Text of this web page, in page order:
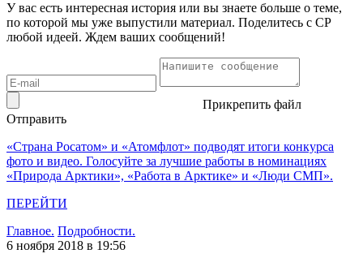
У вас есть интересная история или вы знаете больше о теме,
по которой мы уже выпустили материал. Поделитесь с СР
любой идеей. Ждем ваших сообщений!
Прикрепить файл
Отправить
«Страна Росатом» и «Атомфлот» подводят итоги конкурса
фото и видео. Голосуйте за лучшие работы в номинациях
«Природа Арктики», «Работа в Арктике» и «Люди СМП».
ПЕРЕЙТИ
Главное. Подробности.
6 ноября 2018 в 19:56